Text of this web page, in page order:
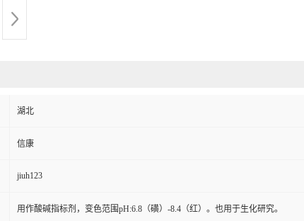
湖北
信康
jiuh123
用作酸碱指标剂，变色范围pH:6.8（磺）-8.4（红）。也用于生化研究。